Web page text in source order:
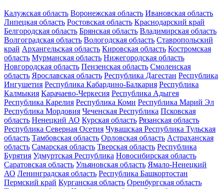
Калужская область Воронежская область Ивановская область
Липецкая область Ростовская область Краснодарский край
Белгородская область Брянская область Владимирская область
Волгоградская область Вологодская область Ставропольский
край Архангельская область Кировская область Костромская
область Мурманская область Нижегородская область
Новгородская область Пензенская область Смоленская
область Ярославская область Республика Дагестан Республика
Ингушетия Республика Кабардино-Балкария Республика
Калмыкия Карачаево-Черкесия Республика Адыгея
Республика Карелия Республика Коми Республика Марий Эл
Республика Мордовия Чеченская Республика Псковская
область Ненецкий АО Курская область Рязанская область
Республика Северная Осетия Чувашская Республика Тульская
область Тамбовская область Орловская область Астраханская
область Самарская область Тверская область Республика
Бурятия Удмуртская Республика Новосибирская область
Саратовская область Ульяновская область Ямало-Ненецкий
АО Ленинградская область Республика Башкортостан
Пермский край Курганская область Оренбургская область